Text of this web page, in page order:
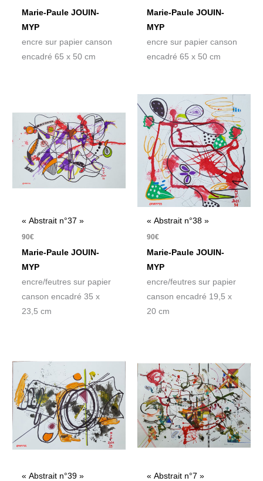
Marie-Paule JOUIN-
MYP
encre sur papier canson
encadré 65 x 50 cm
Marie-Paule JOUIN-
MYP
encre sur papier canson
encadré 65 x 50 cm
« Abstrait n°37 »
90€
Marie-Paule JOUIN-
MYP
encre/feutres sur papier
canson encadré 35 x
23,5 cm
« Abstrait n°38 »
90€
Marie-Paule JOUIN-
MYP
encre/feutres sur papier
canson encadré 19,5 x
20 cm
« Abstrait n°39 » « Abstrait n°7 »